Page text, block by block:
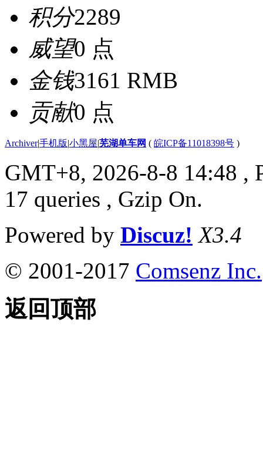
积分2289
威望0 点
金钱3161 RMB
贡献0 点
Archiver|手机版|小黑屋|芜湖单车网 ( 皖ICP备11018398号 )
GMT+8, 2026-8-8 14:48 ,
17 queries , Gzip On.
Powered by Discuz! X3.4
© 2001-2017 Comsenz Inc.
返回顶部